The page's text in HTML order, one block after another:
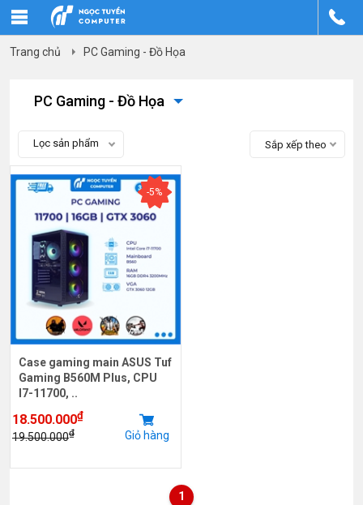
Trang chủ PC Gaming - Đồ Họa
PC Gaming - Đồ Họa
Lọc sản phẩm Sắp xếp theo
-5%
Case gaming main ASUS Tuf
Gaming B560M Plus, CPU
I7-11700, ..
18.500.000₫
19.500.000₫ Giỏ hàng
1